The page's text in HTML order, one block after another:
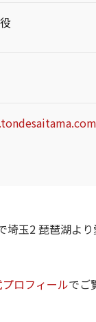
玉2 琵琶湖よ
ロフィールでご